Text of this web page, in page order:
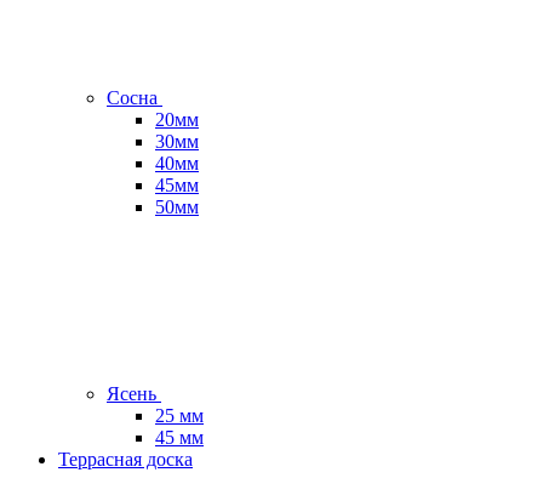
Сосна
20мм
30мм
40мм
45мм
50мм
Ясень
25 мм
45 мм
Террасная доска